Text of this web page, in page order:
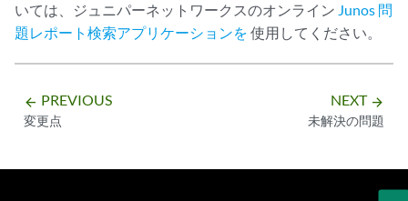
いては、ジュニパーネットワークスのオンライン Junos 問
題レポート検索アプリケーションを 使用してください。
arrow_backward PREVIOUS
変更点
NEXT arrow_forward
未解決の問題